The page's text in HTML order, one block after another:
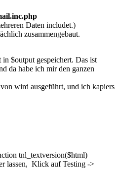
Daten includet.)
zusammengebaut.
$output gespeichert. Das ist
da habe ich mir den ganzen
wird ausgeführt, und ich kapiers
tnl_textversion($html)
lassen, Klick auf Testing ->